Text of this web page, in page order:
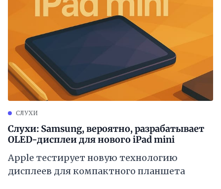
СЛУХИ
Слухи: Samsung, вероятно, разрабатывает
OLED-дисплеи для нового iPad mini
Apple тестирует новую технологию
дисплеев для компактного планшета